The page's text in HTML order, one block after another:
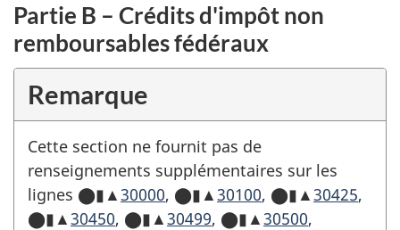
Partie B – Crédits d'impôt non
remboursables fédéraux
Remarque
Cette section ne fournit pas de
renseignements supplémentaires sur les
lignes ⬤▮▲30000, ⬤▮▲30100, ⬤▮▲30425,
⬤▮▲30450, ⬤▮▲30499, ⬤▮▲30500,